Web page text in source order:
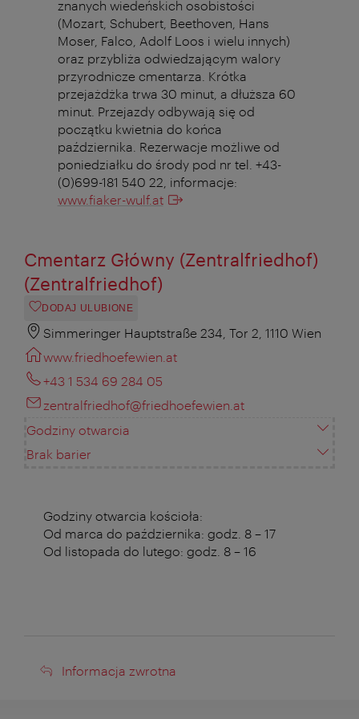
znanych wiedeńskich osobistości
(Mozart, Schubert, Beethoven, Hans
Moser, Falco, Adolf Loos i wielu innych)
oraz przybliża odwiedzającym walory
przyrodnicze cmentarza. Krótka
przejażdżka trwa 30 minut, a dłuższa 60
minut. Przejazdy odbywają się od
początku kwietnia do końca
października. Rezerwacje możliwe od
poniedziałku do środy pod nr tel. +43-
(0)699-181 540 22, informacje:
www.fiaker-wulf.at
Cmentarz Główny (Zentralfriedhof)
(Zentralfriedhof)
DODAJ ULUBIONE
Simmeringer Hauptstraße 234, Tor 2, 1110 Wien
www.friedhoefewien.at
+43 1 534 69 284 05
zentralfriedhof@friedhoefewien.at
Godziny otwarcia
Brak barier
Godziny otwarcia kościoła:
Od marca do października: godz. 8 – 17
Od listopada do lutego: godz. 8 – 16
Informacja
Informacja zwrotna